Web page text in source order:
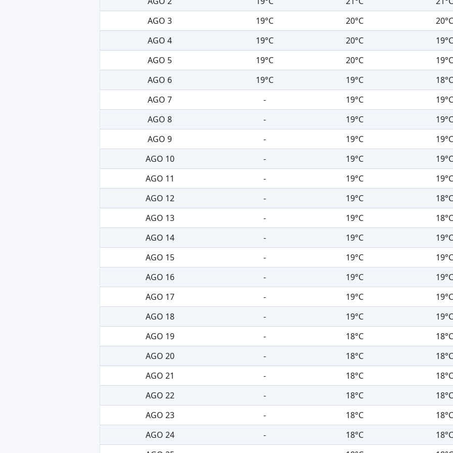
AGO 3
19°C 20°C
20°C
AGO 4
19°C 20°C
19°C
AGO 5
19°C 20°C
19°C
AGO 6
19°C 19°C
18°C
AGO 7
- 19°C
19°C
AGO 8
- 19°C
19°C
AGO 9
- 19°C
19°C
AGO 10
- 19°C
19°C
AGO 11
- 19°C
19°C
AGO 12
- 19°C
18°C
AGO 13
- 19°C
18°C
AGO 14
- 19°C
19°C
AGO 15
- 19°C
19°C
AGO 16
- 19°C
19°C
AGO 17
- 19°C
19°C
AGO 18
- 19°C
19°C
AGO 19
- 18°C
18°C
AGO 20
- 18°C
18°C
AGO 21
- 18°C
18°C
AGO 22
- 18°C
18°C
AGO 23
- 18°C
18°C
AGO 24
- 18°C
18°C